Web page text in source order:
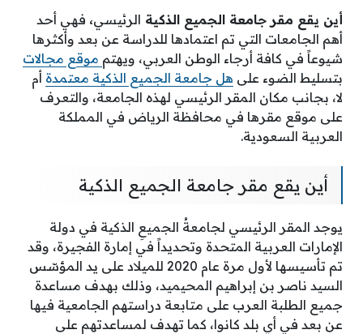
أين يقع مقر جامعة الجميع الذكية الرئيسي، فهي أحد
أهم الجامعات التي تم اعتمادها للدراسة عن بعد وأكثرها
شيوعاً في كافة أرجاء الوطن العربي، ويهتم موقع مجالات
بتسليط الضوء على هل جامعة الجميع الذكية معتمدة أم
لا، بجانب مكان المقر الرئيسي لهذه الجامعة، والتعرف
على موقع مقرها في محافظة الرياض في المملكة
العربية السعودية.
أين يقع مقر جامعة الجميع الذكية
يوجد المقر الرئيسي لجامعةُ الجميعِ الذكية في دولة
الإمارات العربية المتحدة وتحديداً في إمارة الفجيرة، وقد
تم تأسيسها لأول مرة عام 2020 للميلاد على يد المؤسّس
السيد ناصر بن إبراهيم المحيميد، وذلك بهدف مساعدة
جميع الطلبة العرب على متابعة دراستهم الجامعية فيها
عن بعد في أي بلد كانوا، كما تهدف لمساعدتهم على